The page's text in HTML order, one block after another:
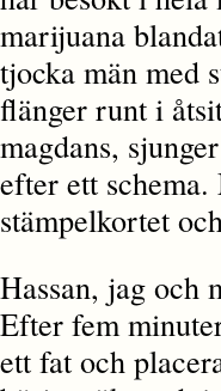
marijuana
tjocka män med
flänger runt i
magdans,
efter ett
stämpelkortet
Hassan, jag och
Efter fem
ett fat och